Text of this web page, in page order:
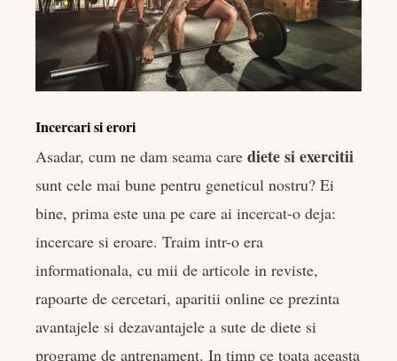
Incercari si erori
Asadar, cum ne dam seama care diete si exercitii
sunt cele mai bune pentru geneticul nostru? Ei
bine, prima este una pe care ai incercat-o deja:
incercare si eroare. Traim intr-o era
informationala, cu mii de articole in reviste,
rapoarte de cercetari, aparitii online ce prezinta
avantajele si dezavantajele a sute de diete si
programe de antrenament. In timp ce toata aceasta